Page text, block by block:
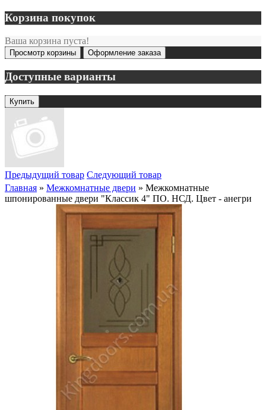
Корзина покупок
Ваша корзина пуста!
Просмотр корзины Оформление заказа
Доступные варианты
Предыдущий товар Следующий товар
Главная » Межкомнатные двери » Межкомнатные
шпонированные двери "Классик 4" ПО. НСД. Цвет - анегри